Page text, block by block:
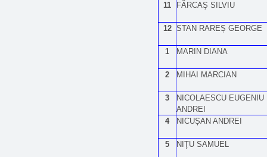
11 FĂRCAŞ SILVIU
12 STAN RAREȘ GEORGE
1 MARIN DIANA
2 MIHAI MARCIAN
3
NICOLAESCU EUGENIU
ANDREI
4
NICUȘAN ANDREI
5 NIŢU SAMUEL